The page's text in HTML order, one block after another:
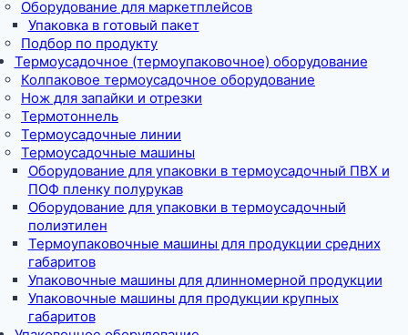
Оборудование для маркетплейсов
Упаковка в готовый пакет
Подбор по продукту
Термоусадочное (термоупаковочное) оборудование
Колпаковое термоусадочное оборудование
Нож для запайки и отрезки
Термотоннель
Термоусадочные линии
Термоусадочные машины
Оборудование для упаковки в термоусадочный ПВХ и
ПОФ пленку полурукав
Оборудование для упаковки в термоусадочный
полиэтилен
Термоупаковочные машины для продукции средних
габаритов
Упаковочные машины для длинномерной продукции
Упаковочные машины для продукции крупных
габаритов